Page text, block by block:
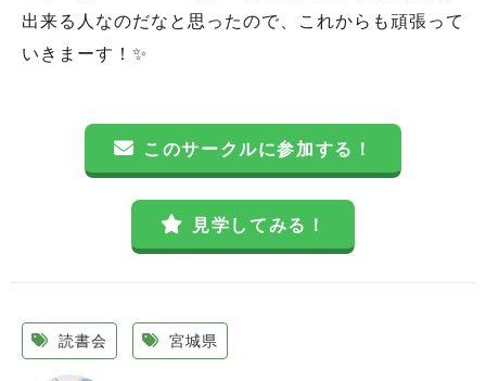
出来る人なのだなと思ったので、これからも頑張って
いきまーす！✨
このサークルに参加する！
見学してみる！
読書会 宮城県